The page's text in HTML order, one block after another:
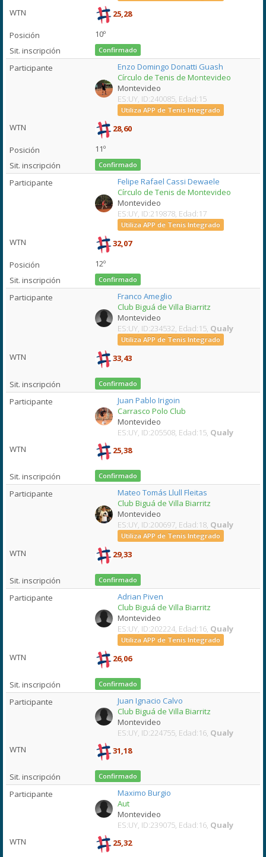
25,28
10º
Confirmado
Enzo Domingo Donatti Guash
Círculo de Tenis de Montevideo
Montevideo
ES:UY, ID:240085, Edad:15
Utiliza APP de Tenis Integrado
28,60
11º
Confirmado
Felipe Rafael Cassi Dewaele
Círculo de Tenis de Montevideo
Montevideo
ES:UY, ID:219878, Edad:17
Utiliza APP de Tenis Integrado
32,07
12º
Confirmado
Franco Ameglio
Club Biguá de Villa Biarritz
Montevideo
ES:UY, ID:234532, Edad:15, Qualy
Utiliza APP de Tenis Integrado
33,43
Confirmado
Juan Pablo Irigoin
Carrasco Polo Club
Montevideo
ES:UY, ID:205508, Edad:15, Qualy
25,38
Confirmado
Mateo Tomás Llull Fleitas
Club Biguá de Villa Biarritz
Montevideo
ES:UY, ID:200697, Edad:18, Qualy
Utiliza APP de Tenis Integrado
29,33
Confirmado
Adrian Piven
Club Biguá de Villa Biarritz
Montevideo
ES:UY, ID:202224, Edad:16, Qualy
Utiliza APP de Tenis Integrado
26,06
Confirmado
Juan Ignacio Calvo
Club Biguá de Villa Biarritz
Montevideo
ES:UY, ID:224755, Edad:16, Qualy
31,18
Confirmado
Maximo Burgio
Aut
Montevideo
ES:UY, ID:239075, Edad:16, Qualy
25,32